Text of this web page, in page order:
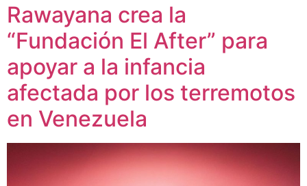
Rawayana crea la
“Fundación El After” para
apoyar a la infancia
afectada por los terremotos
en Venezuela